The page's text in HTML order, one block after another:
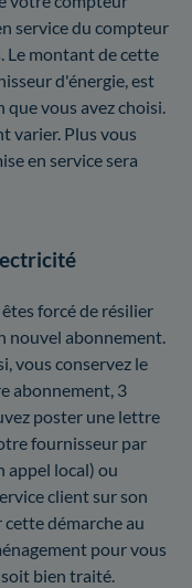
service du compteur
Le montant de cette
d'énergie, est
vous avez choisi.
varier. Plus vous
en service sera
forcé de résilier
nouvel abonnement.
vous conservez le
abonnement, 3
poster une lettre
fournisseur par
appel local) ou
client sur son
démarche au
pour vous
bien traité.